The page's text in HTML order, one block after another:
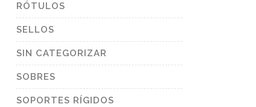
RÓTULOS
SELLOS
SIN CATEGORIZAR
SOBRES
SOPORTES RÍGIDOS